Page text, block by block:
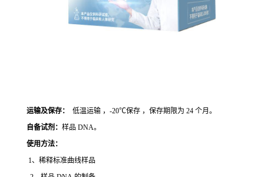
运输及保存：
低温运输 ，-20℃保存 ，保存期限为 24 个月。
自备试剂： 样品 DNA。
使用方法：
1、稀释标准曲线样品